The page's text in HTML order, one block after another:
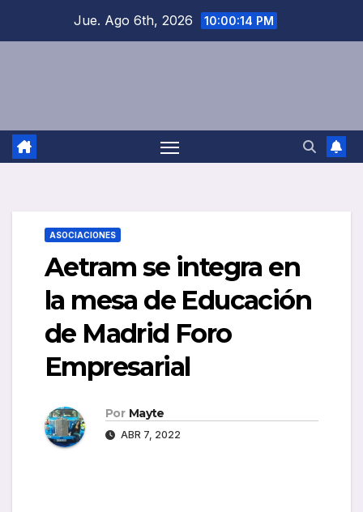
Jue. Ago 6th, 2026 10:00:15 PM
ASOCIACIONES
Aetram se integra en
la mesa de Educación
de Madrid Foro
Empresarial
Por Mayte
ABR 7, 2022